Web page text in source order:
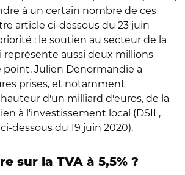
à un certain nombre de ces
article ci-dessous du 23 juin
: le soutien au secteur de la
aussi deux millions
point, Julien Denormandie a
prises, et notamment
d'un milliard d'euros, de la
à l'investissement local (DSIL,
dessous du 19 juin 2020).
sur la TVA à 5,5% ?